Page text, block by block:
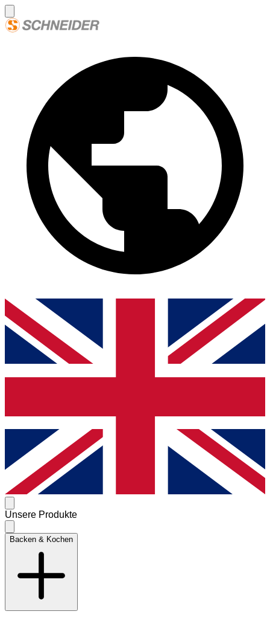
Unsere Produkte
Backen & Kochen